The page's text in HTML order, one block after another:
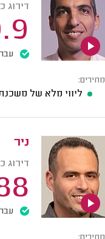
דירוג
מחירים:
ליווי מלא של
ניר
דירוג